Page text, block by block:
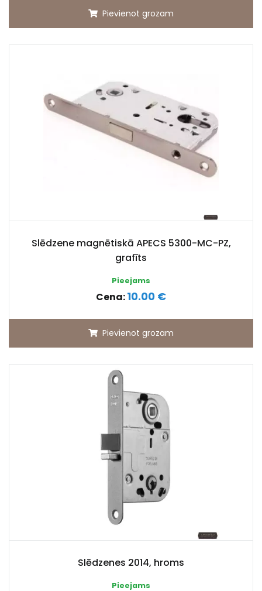
Pievienot grozam
Slēdzene magnētiskā APECS 5300-MC-PZ,
grafīts
Pieejams
Cena:10.00 €
Pievienot grozam
Slēdzenes 2014, hroms
Pieejams